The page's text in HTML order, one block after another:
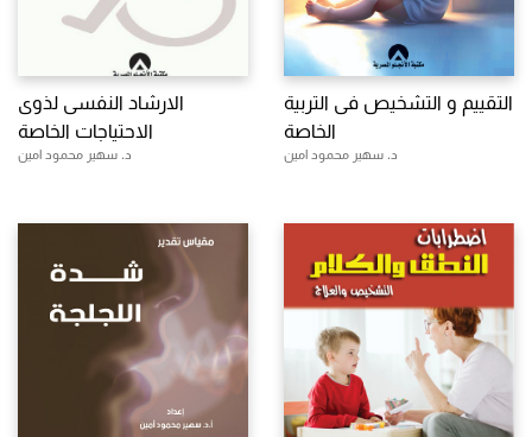
الارشاد النفسى لذوى
الاحتياجات الخاصة
د. سهير محمود امين
التقييم و التشخيص فى التربية
الخاصة
د. سهير محمود امين